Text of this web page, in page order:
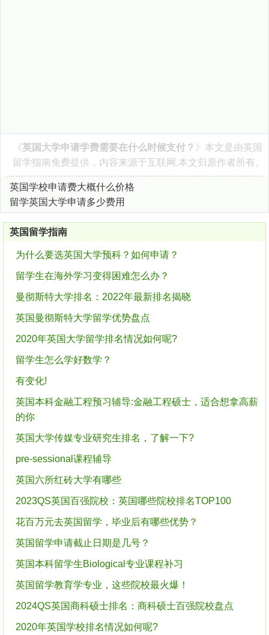
《英国大学申请学费需要在什么时候支付？ 》本文是由英国
留学指南免费提供，内容来源于互联网,本文归原作者所有。
英国学校申请费大概什么价格
留学英国大学申请多少费用
英国留学指南
为什么要选英国大学预科？如何申请？
留学生在海外学习变得困难怎么办？
曼彻斯特大学排名：2022年最新排名揭晓
英国曼彻斯特大学留学优势盘点
2020年英国大学留学排名情况如何呢?
留学生怎么学好数学？
有变化!
英国本科金融工程预习辅导:金融工程硕士，适合想拿高薪
的你
英国大学传媒专业研究生排名，了解一下?
pre-sessional课程辅导
英国六所红砖大学有哪些
2023QS英国百强院校：英国哪些院校排名TOP100
花百万元去英国留学，毕业后有哪些优势？
英国留学申请截止日期是几号？
英国本科留学生Biological专业课程补习
英国留学教育学专业，这些院校最火爆！
2024QS英国商科硕士排名：商科硕士百强院校盘点
2020年英国学校排名情况如何呢?